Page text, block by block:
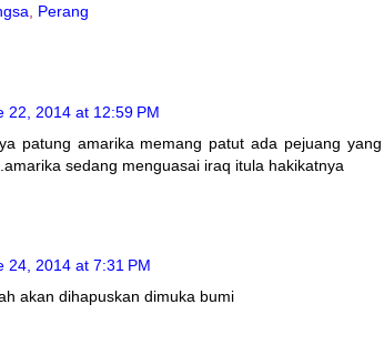
Perang
22, 2014 at 12:59 PM
patung amarika memang patut ada pejuang yang
sedang menguasai iraq itula hakikatnya
24, 2014 at 7:31 PM
akan dihapuskan dimuka bumi